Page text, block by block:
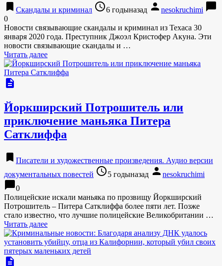
bookmark Скандалы и криминал access_time6 годыназад person nesokruchimi chat_bubble
0
Новости связывающие скандалы и криминал из Техаса 30
января 2020 года. Преступник Джоэл Кристофер Акуна. Эти
новости связывающие скандалы и …
Читать далее
description
Йоркширский Потрошитель или
приключение маньяка Питера
Сатклиффа
bookmark Писатели и художественные произведения. Аудио версии
документальных повестей access_time5 годыназад person nesokruchimi
chat_bubble0
Полицейские искали маньяка по прозвищу Йоркширский
Потрошитель – Питера Сатклиффа более пяти лет. Позже
стало известно, что лучшие полицейские Великобритании …
Читать далее
description